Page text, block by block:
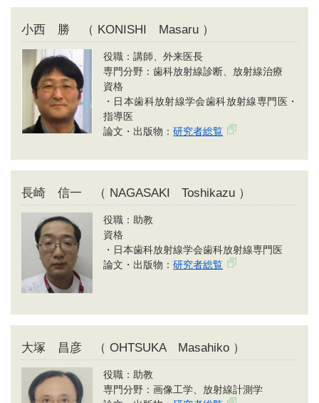
小西 勝 （ KONISHI Masaru ）
役職：講師、外来医長
専門分野：歯科放射線診断、放射線治療
資格
・日本歯科放射線学会歯科放射線専門医・
指導医
論文・出版物： 研究者総覧
長崎 信一 （ NAGASAKI Toshikazu ）
役職：助教
資格
・日本歯科放射線学会歯科放射線専門医
論文・出版物： 研究者総覧
大塚 昌彦 （ OHTSUKA Masahiko ）
役職：助教
専門分野：画像工学、放射線計測学